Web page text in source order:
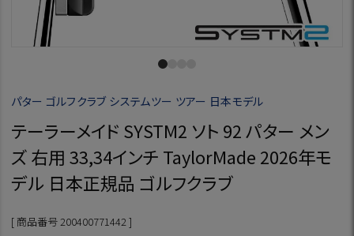
パター ゴルフクラブ システムツー ツアー 日本モデル
テーラーメイド SYSTM2 ソト 92 パター メン
ズ 右用 33,34インチ TaylorMade 2026年モ
デル 日本正規品 ゴルフクラブ
商品番号 200400771442